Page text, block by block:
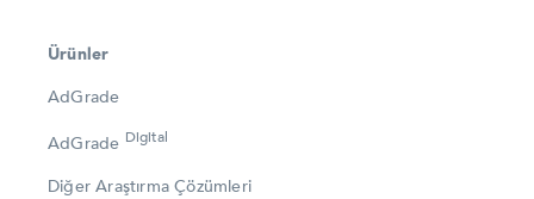
Ürünler
AdGrade
AdGrade Digital
Diğer Araştırma Çözümleri